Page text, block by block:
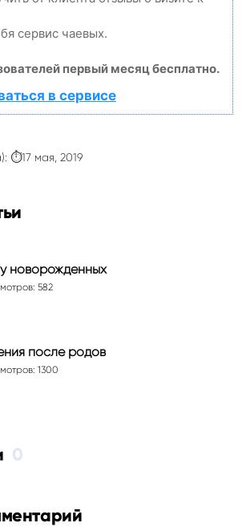
сервис чаевых.
первый месяц бесплатно.
в сервисе
⏱17 мая, 2019
новорожденных
582
после родов
1300
0